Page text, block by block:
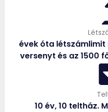
évek óta
versenyt és az 1500
10 év, 10 teltház.